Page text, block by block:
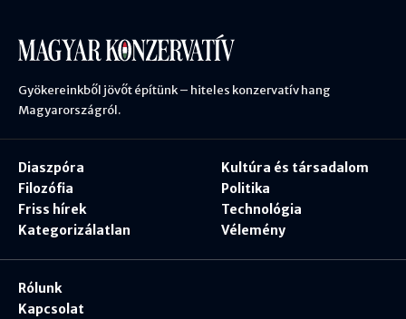
Gyökereinkből jövőt építünk – hiteles konzervatív hang
Magyarországról.
Diaszpóra
Filozófia
Friss hírek
Kategorizálatlan
Kultúra és társadalom
Politika
Technológia
Vélemény
Rólunk
Kapcsolat